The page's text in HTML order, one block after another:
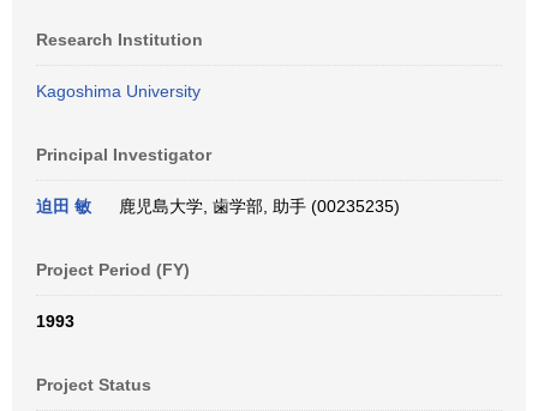
Research Institution
Kagoshima University
Principal Investigator
迫田 敏 鹿児島大学, 歯学部, 助手 (00235235)
Project Period (FY)
1993
Project Status